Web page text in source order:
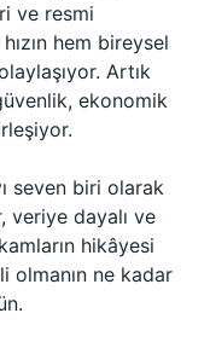
ve resmi
hem bireysel
Artık
ekonomik
seven biri olarak
veriye dayalı ve
hikâyesi
olmanın ne kadar